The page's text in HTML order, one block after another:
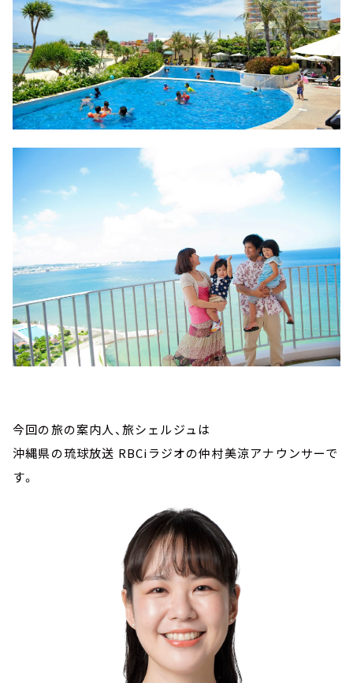
今回の旅の案内人、旅シェルジュは
沖縄県の琉球放送 RBCiラジオの仲村美涼アナウンサーで
す。